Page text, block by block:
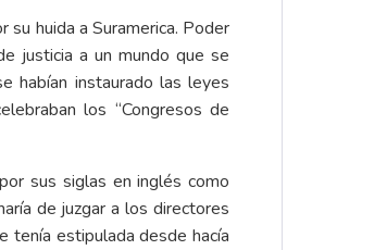
huida a Suramerica. Poder
justicia a un mundo que se
habían instaurado las leyes
los “Congresos de
sus siglas en inglés como
de juzgar a los directores
tenía estipulada desde hacía